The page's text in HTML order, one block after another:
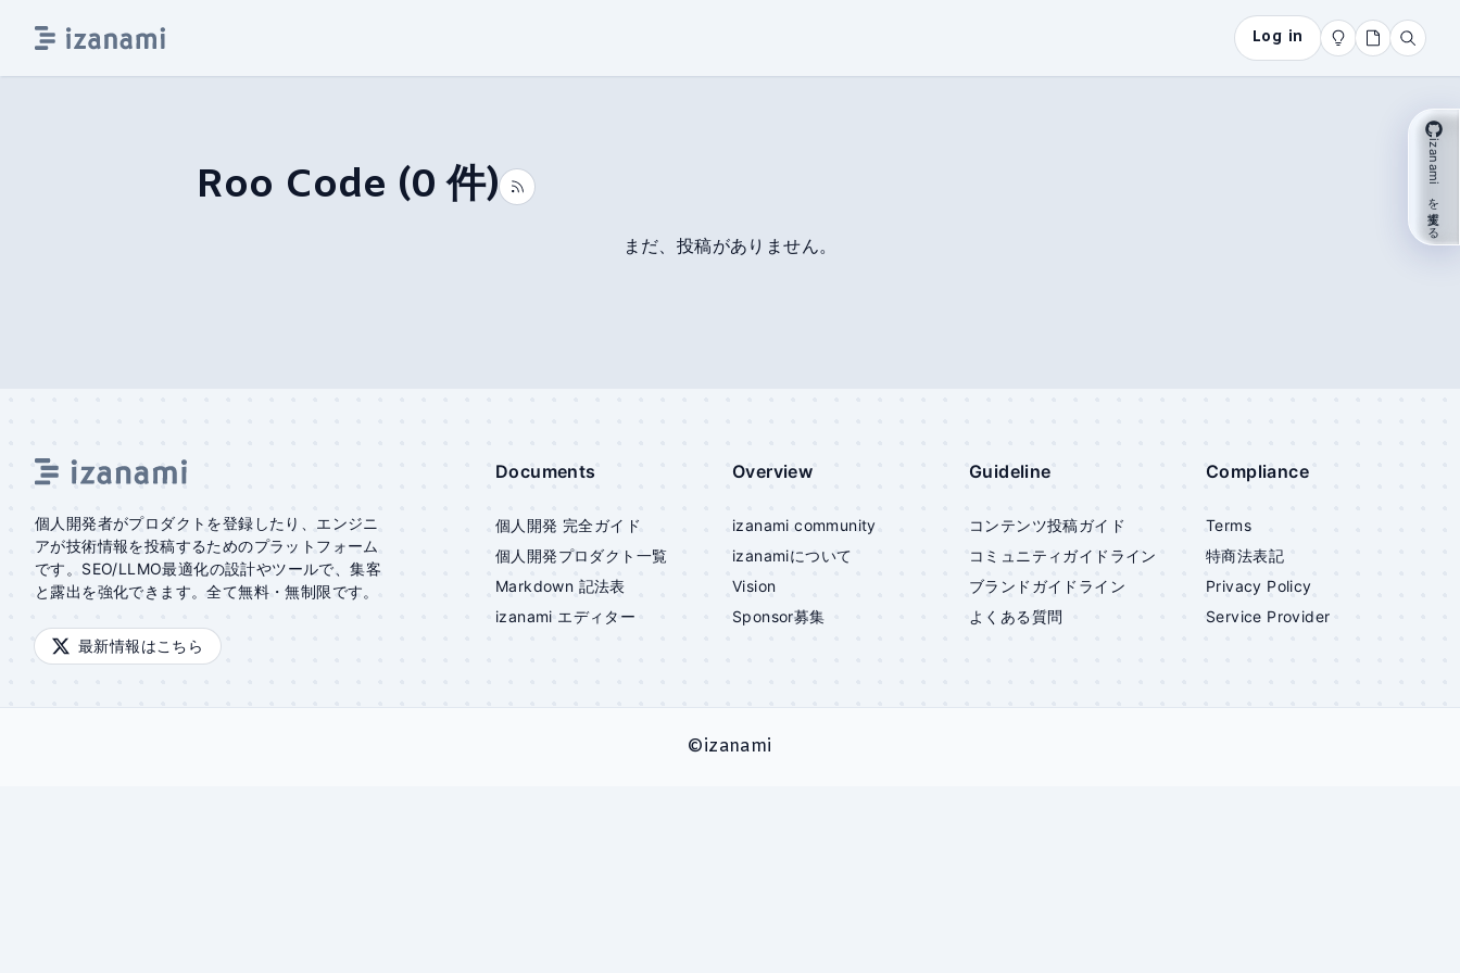
Log in
Roo Code (0 件)
まだ、投稿がありません。
個人開発者がプロダクトを登録したり、エンジニ
アが技術情報を投稿するためのプラットフォーム
です。SEO/LLMO最適化の設計やツールで、集客
と露出を強化できます。全て無料・無制限です。
最新情報はこちら
Documents
個人開発 完全ガイド
個人開発プロダクト一覧
Markdown 記法表
izanami エディター
Overview
izanami community
izanamiについて
Vision
Sponsor募集
Guideline
コンテンツ投稿ガイド
コミュニティガイドライン
ブランドガイドライン
よくある質問
Compliance
Terms
特商法表記
Privacy Policy
Service Provider
©izanami
izanami を支援する